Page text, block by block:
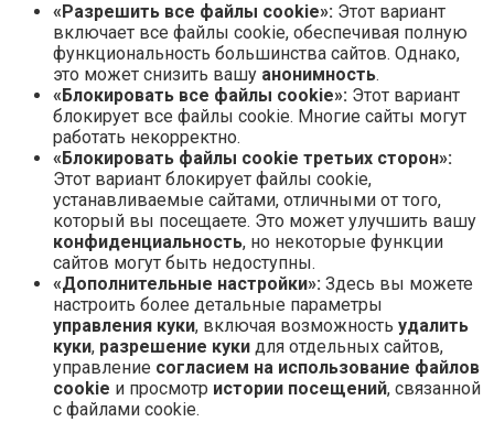
«Разрешить все файлы cookie»: Этот вариант
включает все файлы cookie, обеспечивая полную
функциональность большинства сайтов. Однако,
это может снизить вашу анонимность.
«Блокировать все файлы cookie»: Этот вариант
блокирует все файлы cookie. Многие сайты могут
работать некорректно.
«Блокировать файлы cookie третьих сторон»:
Этот вариант блокирует файлы cookie,
устанавливаемые сайтами, отличными от того,
который вы посещаете. Это может улучшить вашу
конфиденциальность, но некоторые функции
сайтов могут быть недоступны.
«Дополнительные настройки»: Здесь вы можете
настроить более детальные параметры
управления куки, включая возможность удалить
куки, разрешение куки для отдельных сайтов,
управление согласием на использование файлов
cookie и просмотр истории посещений, связанной
с файлами cookie.